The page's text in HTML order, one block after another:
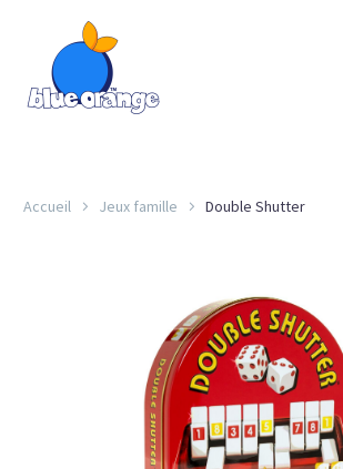
Accueil Jeux famille Double Shutter